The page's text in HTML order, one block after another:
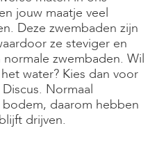
jouw maatje veel
Deze zwembaden zijn
ze steviger en
zwembaden. Wil
water? Kies dan voor
Normaal
daarom hebben
drijven.